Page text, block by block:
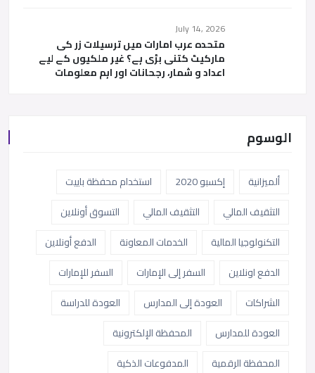
July 14, 2026
متحدہ عرب امارات میں ترسیلات زر کی
مارکیٹ کتنی بڑی ہے؟ غیر ملکیوں کے لیے
اعداد و شمار، رجحانات اور اہم معلومات
الوسوم
ألميزانية إكسبو 2020
استخدام محفظة باييت
التثقيف المالي
التثقيف المالي
التسوق أونلاين
التكنولوجيا المالية
الخدمات المعاونة
الدفع أونلاين
الدفع اونلاين
السفر إلى الإمارات
السفر للإمارات
الشراكات
العودة إلى المدارس
العودة للدراسة
العودة للمدارس
المحفظة الإلكترونية
المحفظة الرقمية
المدفوعات الذكية